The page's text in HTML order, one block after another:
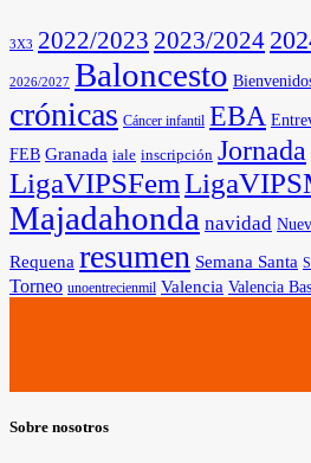
3X3 2022/2023 2023/2024
2026/2027 Baloncesto
crónicas Cáncer infantil EBA
FEB Granada iale inscripción Jornada
LigaVIPSFem
Majadahonda navidad
Requena resumen Semana Santa
Torneo unoentrecienmil Valencia Valencia
Sobre nosotros